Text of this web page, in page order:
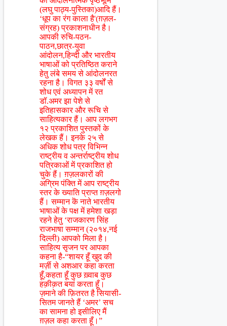
(लघु पाठ्य-पुस्तिका)आदि हैं।
‘धूप का रंग काला है'(ग़ज़ल-
संग्रह) प्रकाशनाधीन है।
आपकी रुचि-पठन-
पाठन,छात्र-युवा
आंदोलन,हिन्दी और भारतीय
भाषाओं को प्रतिष्ठित कराने
हेतु लंबे समय से आंदोलनरत
रहना है। विगत ३३ वर्षों से
शोध एवं अध्यापन में रत
डॉ.अमर झा पेशे से
इतिहासकार और रूचि से
साहित्यकार हैं। आप लगभग
१२ प्रकाशित पुस्तकों के
लेखक हैं। इनके २५ से
अधिक शोध पत्र विभिन्न
राष्ट्रीय व अन्तर्राष्ट्रीय शोध
पत्रिकाओं में प्रकाशित हो
चुके हैं। ग़ज़लकारों की
अग्रिम पंक्ति में आप राष्ट्रीय
स्तर के ख्याति प्राप्त ग़ज़लगो
हैं। सम्मान कॆ नाते भारतीय
भाषाओं के पक्ष में हमेशा खड़ा
रहने हेतु ‘राजकारण सिंह
राजभाषा सम्मान (२०१४,नई
दिल्ली) आपको मिला है।
साहित्य सृजन पर आपका
कहना है-“शायर हूँ खुद की
मर्ज़ी से अशआर कहा करता
हूँ,कहता हूँ कुछ ख़्वाब कुछ
हक़ीक़त बयां करता हूँ।
ज़माने की फ़ितरत है सियासी-
सितम जानते हैं ‘अमर’ सच
का सामना हो इसीलिए मैं
ग़ज़ल कहा करता हूँ।”